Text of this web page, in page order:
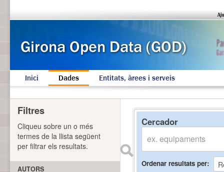
Inici Dades Entitats, àrees i serveis
Cercador
Ordenar resultats per
Filtres
Cliqueu sobre un o més
termes de la llista següent
per filtrar els resultats.
AUTORS